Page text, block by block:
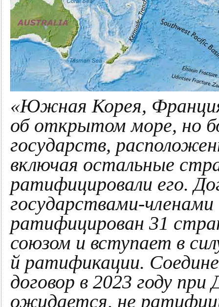
«Южная Корея,
об открытом море, но
государств,
включая остальные
ратифицировали его.
государствами-
ратифицирован 31
союзом и вступает в
й ратификации.
договор в 2023 году
ожидается, не